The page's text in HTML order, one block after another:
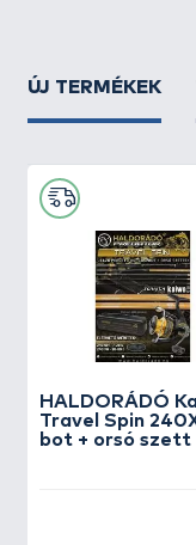
ÚJ TERMÉKEK
HALDORÁDÓ
Travel Spin
bot + orsó szett